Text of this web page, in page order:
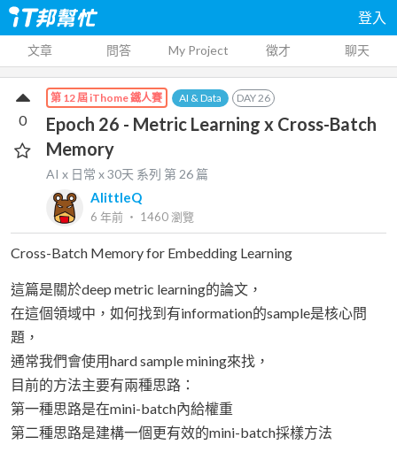
登入
文章 問答 My Project 徵才 聊天
第 12 屆 iThome 鐵人賽 AI & Data DAY26
Epoch 26 - Metric Learning x Cross-Batch
Memory
AI x 日常 x 30天 系列 第26 篇
AlittleQ
6 年前 ‧ 1460瀏覽
0
Cross-Batch Memory for Embedding Learning
這篇是關於deep metric learning的論文，
在這個領域中，如何找到有information的sample是核心問
題，
通常我們會使用hard sample mining來找，
目前的方法主要有兩種思路：
第一種思路是在mini-batch內給權重
第二種思路是建構一個更有效的mini-batch採樣方法